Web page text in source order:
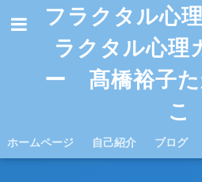
フラクタル心
ラクタル心理
ー 髙橋裕子た
こ
ホームページ 自己紹介 ブログ